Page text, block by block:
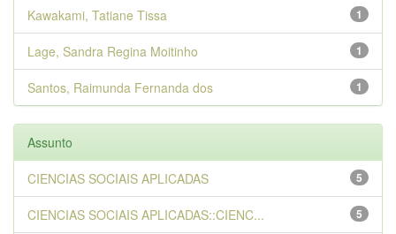
1
Kawakami, Tatiane Tissa
1
Lage, Sandra Regina Moitinho
1
Santos, Raimunda Fernanda dos
Assunto
5
CIENCIAS SOCIAIS APLICADAS
5
CIENCIAS SOCIAIS APLICADAS::CIENC...